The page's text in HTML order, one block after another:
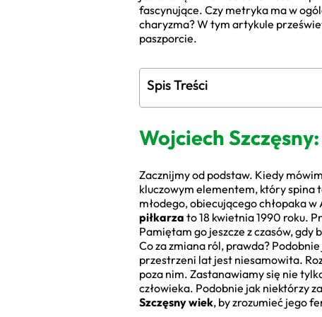
fascynujące. Czy metryka ma w
charyzma? W tym artykule
paszporcie.
Spis Treści
Wojciech
Zacznijmy od podstaw. Kiedy
kluczowym elementem, który spina
młodego, obiecującego chłopaka
piłkarza to 18 kwietnia 1990 roku.
Pamiętam go jeszcze z czasów, gdy
Co za zmiana ról, prawda?
przestrzeni lat jest niesamowita.
poza nim. Zastanawiamy się nie
człowieka. Podobnie jak niektórzy
Szczęsny wiek, by zrozumieć jego